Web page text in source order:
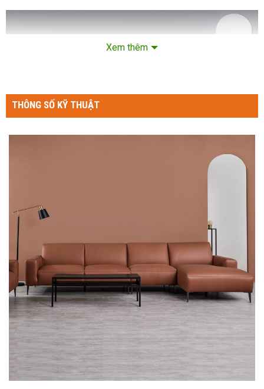
Thiết Kế Tối Giản, Đậm Chất Ý
Lấy cảm hứng từ phong cách tân cổ điển của Milan, sofa
Milan toát lên vẻ quý phái với đường nét gọn gàng, không cầu
kỳ nhưng vẫn cuốn hút. Mỗi góc cạnh đều được tính toán kỹ
lưỡng, từtay vịn rộng 23cmđếnđệm bành 124cm, tạo nên
tổng thể hài hòa, vừa hiện đại vừa cổ điển.
Xem thêm
THÔNG SỐ KỸ THUẬT